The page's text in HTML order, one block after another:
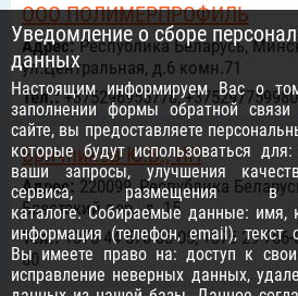
ООО ПОЛИМЕРПРОФИЛЬ
Адрес:Республика Беларусь,
ул.Центральная, д.6 комн.71
Тел.:+375296955778, +375297759980
Бричников Ю.В., ИП
Адрес: 220099, Республика
Брестский пер., д. 15
Тел.:+375 44 570-05-05; +375 29
60
Уведомление о сборе
данных
Настоящим информируем Вас о
заполнении формы обратной
сайте, вы предоставляете
которые будут использоваться
ваши запросы, улучшения
сервиса, размещения
каталоге. Собираемые данные: имя,
информация (телефон, email), текст
Вы имеете право на: доступ к
исправление неверных данных,